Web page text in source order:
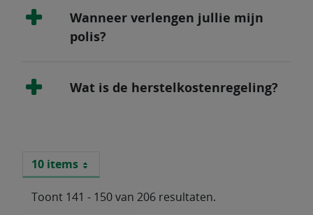
Wanneer verlengen jullie mijn
polis?
Wat is de herstelkostenregeling?
10 itemsPer pagina
Toont 141 - 150 van 206 resultaten.